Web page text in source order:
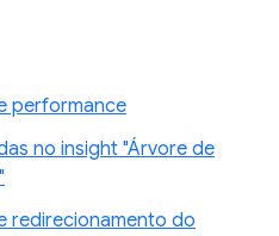
performance
no insight "Árvore de
redirecionamento do